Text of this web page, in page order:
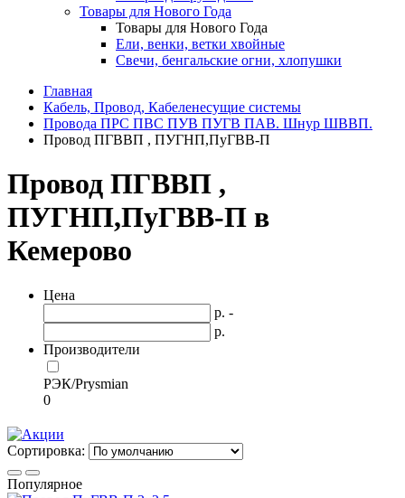
Товары для Нового Года
Товары для Нового Года
Ели, венки, ветки хвойные
Свечи, бенгальские огни, хлопушки
Главная
Кабель, Провод, Кабеленесущие системы
Провода ПРС ПВС ПУВ ПУГВ ПАВ. Шнур ШВВП.
Провод ПГВВП , ПУГНП,ПуГВВ-П
Провод ПГВВП ,
ПУГНП,ПуГВВ-П в
Кемерово
Цена
р. -
р.
Производители
РЭК/Prysmian
0
Сортировка:
Популярное